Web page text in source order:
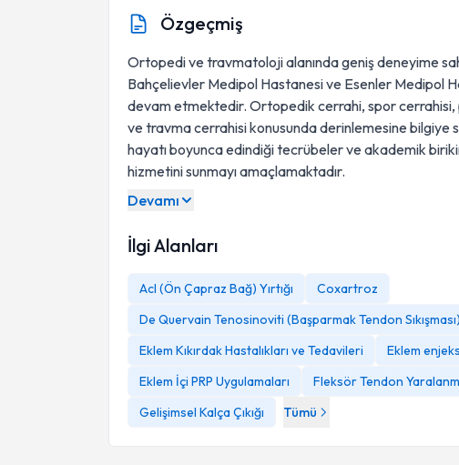
Özgeçmiş
Ortopedi ve travmatoloji alanında geniş deneyime
Bahçelievler Medipol Hastanesi ve Esenler Medipol
devam etmektedir. Ortopedik cerrahi, spor cerrahisi,
ve travma cerrahisi konusunda derinlemesine bilgiye
hayatı boyunca edindiği tecrübeler ve akademik
hizmetini sunmayı amaçlamaktadır.
Devamı
İlgi Alanları
Acl (Ön Çapraz Bağ) Yırtığı
Coxartroz
De Quervain Tenosinoviti (Başparmak Tendon Sıkışması)
Eklem Kıkırdak Hastalıkları ve Tedavileri
Eklem
Eklem İçi PRP Uygulamaları
Fleksör Tendon
Gelişimsel Kalça Çıkığı
Tümü